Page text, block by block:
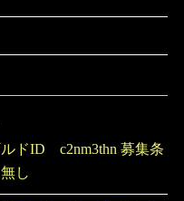
募集条
し